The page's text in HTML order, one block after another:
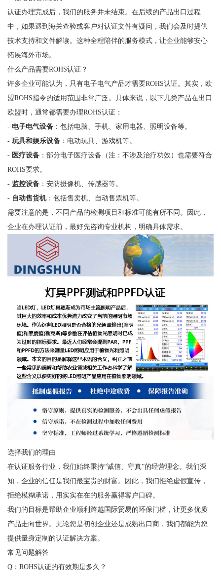
认证办理完成后，我们的服务并未结束。在后续的产品出口过程
中，如果遇到海关查验或客户对认证文件有疑问，我们会及时提供
技术支持和文件解读。这种全程陪伴的服务模式，让企业能够安心
拓展海外市场。
什么产品需要ROHS认证？
许多企业可能认为，只有电子电气产品才需要ROHS认证。其实，欧
盟ROHS指令的适用范围非常广泛。具体来说，以下几类产品在出口
欧盟时，通常都需要办理ROHS认证：
- 电子电气设备：包括电脑、手机、家用电器、照明设备等。
- 玩具和娱乐设备：电动玩具、游戏机等。
- 医疗设备：部分电子医疗设备（注：不涉及治疗功效）也需要符合
ROHS要求。
- 监控设备：安防摄像机、传感器等。
- 自动售货机：包括售卖机、自动售票机等。
需要注意的是，不同产品的检测项目和标准可能有所不同。因此，
企业在办理认证前，最好先咨询专业机构，明确具体需求。
选择我们的理由
在认证服务行业，我们始终秉持“诚信、守真”的经营理念。我们深
知，企业的信任是我们最宝贵的财富。因此，我们拒绝虚假宣传，
拒绝模糊承诺，用实实在在的服务赢得客户口碑。
我们的目标是帮助企业顺利跨越国际贸易的环保门槛，让更多优质
产品走向世界。无论您是初创企业还是成熟出口商，我们都能为您
提供量身定制的认证解决方案。
常见问题解答
Q：ROHS认证的有效期是多久？